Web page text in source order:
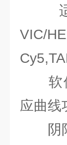
适
VIC/
软件
应曲线
阴阳